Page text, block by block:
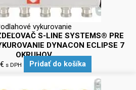
vykurovanie
S-LINE SYSTEMS® PRE
DYNACON ECLIPSE 7
OKRUHOV
€ s DPH Pridať do košíka